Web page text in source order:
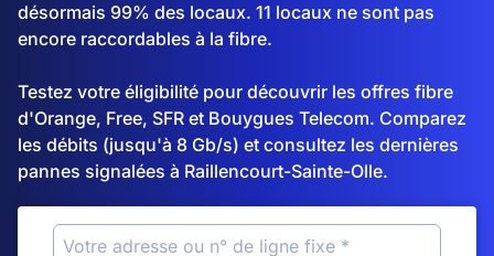
désormais 99% des locaux. 11 locaux ne sont pas
encore raccordables à la fibre.
Testez votre éligibilité pour découvrir les offres fibre
d'Orange, Free, SFR et Bouygues Telecom. Comparez
les débits (jusqu'à 8 Gb/s) et consultez les dernières
pannes signalées à Raillencourt-Sainte-Olle.